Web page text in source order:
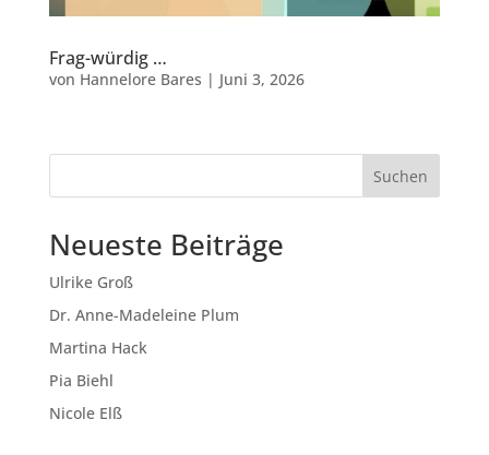
Frag-würdig …
von Hannelore Bares | Juni 3, 2026
Suchen
Neueste Beiträge
Ulrike Groß
Dr. Anne-Madeleine Plum
Martina Hack
Pia Biehl
Nicole Elß